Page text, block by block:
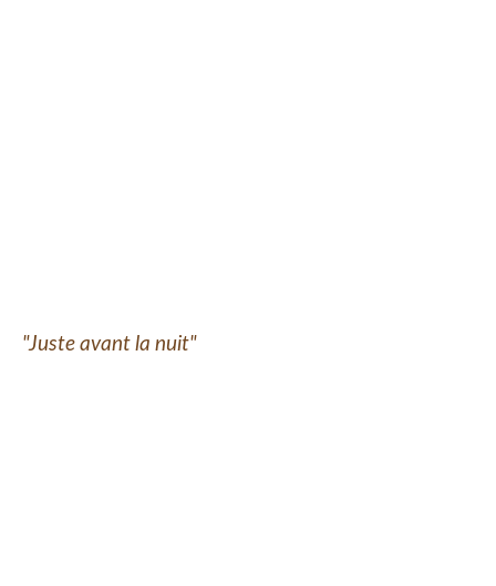
"Juste avant la nuit"